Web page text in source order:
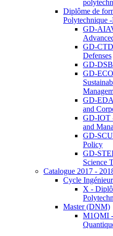
Diplôme de
Polytechnique
GD-
GD-
Defenses
GD-DSB
GD-
GD-
and
GD-IOT
and
GD-
Policy
GD-
Science
Catalogue 2017 -
Cycle Ingénieur
X -
Master (DNM)
M1QMI